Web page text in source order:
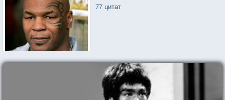
77 цитат